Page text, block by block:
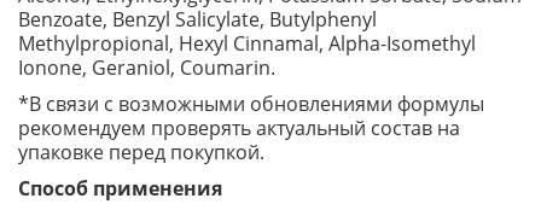
Benzoate, Benzyl Salicylate, Butylphenyl
Methylpropional, Hexyl Cinnamal, Alpha-Isomethyl
Ionone, Geraniol, Coumarin.
*В связи с возможными обновлениями формулы
рекомендуем проверять актуальный состав на
упаковке перед покупкой.
Способ применения